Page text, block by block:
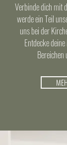
Verbinde dich mit
werde ein Teil
uns bei der
Entdecke